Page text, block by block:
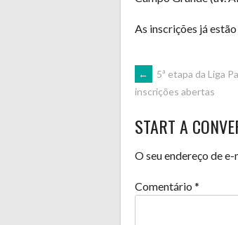
As inscrições já
POST
←
5ª etapa da Liga
inscrições abertas
START A
O seu endereço de
Comentário *